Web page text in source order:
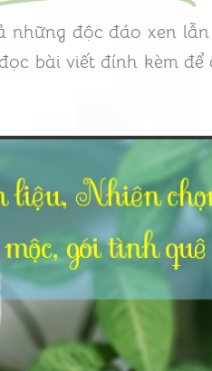
những độc đáo xen
bài viết đính kèm để